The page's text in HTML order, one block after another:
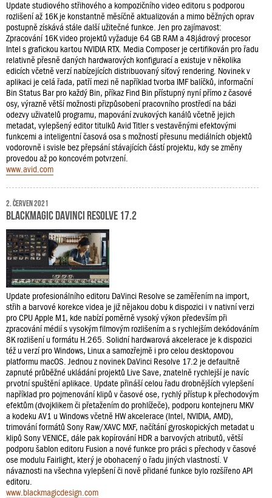
Update studiového střihového a kompozičního video editoru s podporou
rozlišení až 16K je konstantně měsíčně aktualizován a mimo běžných oprav
postupně získává stále další užitečné funkce. Jen pro zajímavost:
Zpracování 16K video projektů vyžaduje 64 GB RAM a 48jádrový procesor
Intel s grafickou kartou NVIDIA RTX. Media Composer je certifikován pro řadu
relativně přesně daných hardwarových konfigurací a existuje v několika
edicích včetně verzí nabízejících distribuovaný síťový rendering. Novinek v
aplikaci je celá řada, patří mezi ně například tvorba IMF balíčků, informační
Bin Status Bar pro každý Bin, příkaz Find Bin přístupný nyní přímo z časové
osy, výrazně větší možnosti přizpůsobení pracovního prostředí na bázi
odezvy uživatelů programu, mapování zvukových kanálů včetně jejich
metadat, vylepšený editor titulků Avid Titler s vestavěnými efektovými
funkcemi a inteligentní časová osa s možností přesunu mediálních objektů
vodorovně i svisle bez přepsání stávajících částí projektu, kdy se změny
provedou až po koncovém potvrzení.
www.avid.com
2. červen 2021
Blackmagic DaVinci Resolve 17.2
Update profesionálního editoru DaVinci Resolve se zaměřením na import,
střih a barvové korekce videa je již nějakou dobu k dispozici i v nativní verzi
pro CPU Apple M1, kde nabízí poměrně vysoký výkon především při
zpracování médií s vysokým filmovým rozlišením a s rychlejším dekódováním
8K rozlišení u formátu H.265. Solidní hardwarová akcelerace je k dispozici
též u verzí pro Windows, Linux a samozřejmě i pro celou desktopovou
platformu macOS. Jednou z novinek DaVinci Resolve 17.2 je defaultně
zapnuté průběžné ukládání projektů Live Save, znatelně rychlejší je navíc
prvotní spuštění aplikace. Update přináší celou řadu drobnějších vylepšení
například pro pojmenování klipů v časové ose, rychlý přístup k přechodovým
efektům (dvojklikem či přetažením do prohlížeče), podporu kontejneru MKV
a kodeku AV1 u Windows včetně HW akcelerace (Intel, NVIDIA, AMD),
trimování formátů Sony Raw/XAVC MXF, načítání gyroskopických metadat u
klipů Sony VENICE, dále pak kopírování HDR a barvových atributů, větší
podporu šablon editoru Fusion a nové funkce pro práci s přechody v časové
ose modulu Fairlight, který je obohacený o řadu jiných vlastností. V
návaznosti na všechna vylepšení či nově přidané funkce bylo rozšířeno API
editoru.
www.blackmagicdesign.com